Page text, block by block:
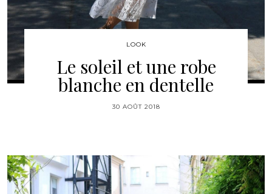
LOOK
Le soleil et une robe
blanche en dentelle
30 AOÛT 2018